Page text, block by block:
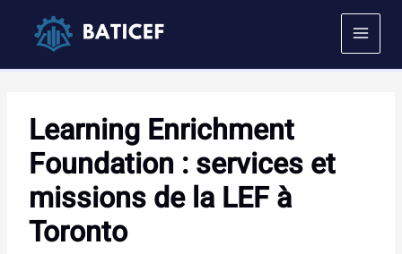
contenu
Learning Enrichment
Foundation : services et
missions de la LEF à
Toronto